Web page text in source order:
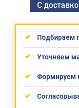
С
Подбираем
Уточняем
Формируем